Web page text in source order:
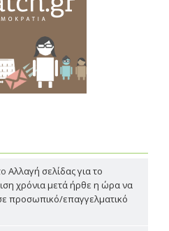
Αλλαγή σελίδας για το
χρόνια μετά ήρθε η ώρα να
προσωπικό/επαγγελματικό